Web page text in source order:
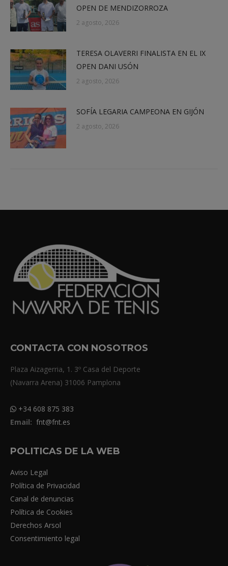
OPEN DE MENDIZORROZA
2 agosto, 2026
TERESA OLAVERRI FINALISTA EN EL IX
OPEN DANI USÓN
2 agosto, 2026
SOFÍA LEGARIA CAMPEONA EN GIJÓN
2 agosto, 2026
CONTACTA CON NOSOTROS
Plaza Aizagerria, 1. 3º Casa del Deporte
(Navarra Arena) 31006 Pamplona
+34 608 875 383
Email: fnt@fnt.es
POLITICAS DE LA WEB
Aviso Legal
Política de Privacidad
Canal de denuncias
Política de Cookies
Derechos Arsol
Consentimiento legal